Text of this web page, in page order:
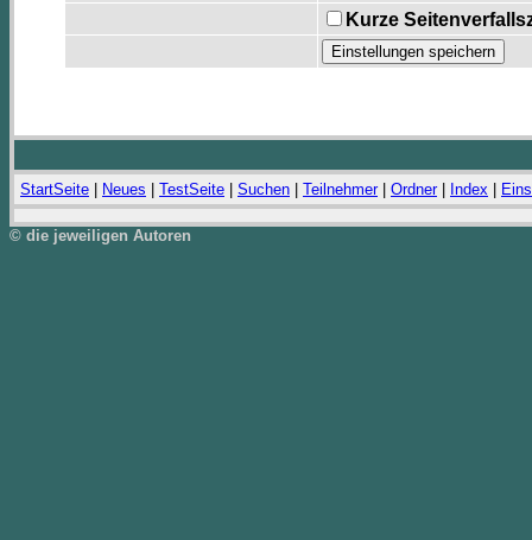
Kurze
StartSeite Neues TestSeite Suchen Teilnehmer| Ordner| Index
© die jeweiligen Autoren